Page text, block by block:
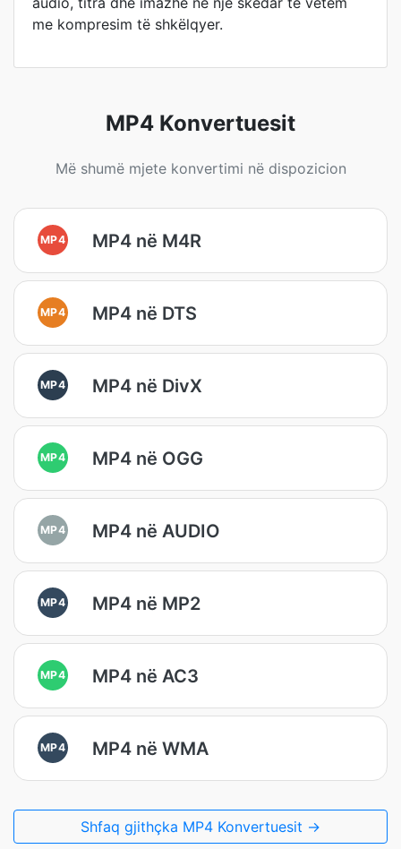
me kompresim të shkëlqyer.
MP4 Konvertuesit
Më shumë mjete konvertimi në dispozicion
MP4 MP4 në M4R
MP4 MP4 në DTS
MP4 MP4 në DivX
MP4 MP4 në OGG
MP4 MP4 në AUDIO
MP4 MP4 në MP2
MP4 MP4 në AC3
MP4 MP4 në WMA
Shfaq gjithçka MP4 Konvertuesit →